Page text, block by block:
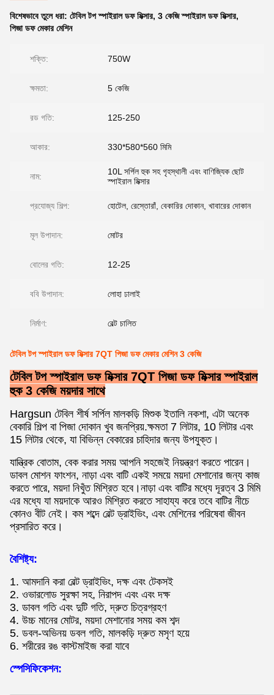
বিশেষভাবে তুলে ধরা: টেবিল টপ স্পাইরাল ডফ মিক্সার, 3 কেজি স্পাইরাল ডফ মিক্সার,
পিজা ডফ মেকার মেশিন
শক্তি: 750W
ক্ষমতা: 5 কেজি
রড গতি: 125-250
আকার: 330*580*560 মিমি
নাম:
10L সর্পিল হুক সহ গৃহস্থালী এবং বাণিজ্যিক ছোট
স্পাইরাল মিক্সার
প্রযোজ্য শিল্প: হোটেল, রেস্তোরাঁ, বেকারির দোকান, খাবারের দোকান
মূল উপাদান: মোটর
বোলের গতি: 12-25
ববি উপাদান: লোহা ঢালাই
নির্মাণ: বেল্ট চালিত
টেবিল টপ স্পাইরাল ডফ মিক্সার 7QT পিজা ডফ মেকার মেশিন 3 কেজি
টেবিল টপ স্পাইরাল ডফ মিক্সার 7QT পিজা ডফ মিক্সার স্পাইরাল
হুক 3 কেজি ময়দার সাথে
Hargsun টেবিল শীর্ষ সর্পিল মালকড়ি মিশুক ইতালি নকশা, এটা অনেক
বেকারি শিল্প বা পিজা দোকান খুব জনপ্রিয়.ক্ষমতা 7 লিটার, 10 লিটার এবং
15 লিটার থেকে, যা বিভিন্ন বেকারের চাহিদার জন্য উপযুক্ত।
যান্ত্রিক বোতাম, বেক করার সময় আপনি সহজেই নিয়ন্ত্রণ করতে পারেন।
ডাবল মোশন ফাংশন, নাড়া এবং বাটি একই সময়ে ময়দা মেশানোর জন্য কাজ
করতে পারে, ময়দা নিখুঁত মিশ্রিত হবে।নাড়া এবং বাটির মধ্যে দূরত্ব 3 মিমি
এর মধ্যে যা ময়দাকে আরও মিশ্রিত করতে সাহায্য করে তবে বাটির নীচে
কোনও বীট নেই। কম শব্দে বেল্ট ড্রাইভিং, এবং মেশিনের পরিষেবা জীবন
প্রসারিত করে।
বৈশিষ্ট্য:
1. আমদানি করা বেল্ট ড্রাইভিং, দক্ষ এবং টেকসই
2. ওভারলোড সুরক্ষা সহ, নিরাপদ এবং এবং দক্ষ
3. ডাবল গতি এবং দুটি গতি, দ্রুত চিত্রগ্রহণ
4. উচ্চ মানের মোটর, ময়দা মেশানোর সময় কম শব্দ
5. ডবল-অভিনয় ডবল গতি, মালকড়ি দ্রুত মসৃণ হয়ে
6. শরীরের রঙ কাস্টমাইজ করা যাবে
স্পেসিফিকেশন: